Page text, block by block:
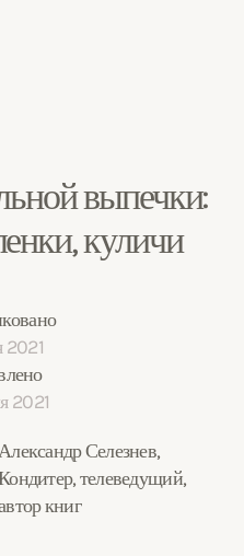
выпечки:
куличи
2021
2021
Селезнев,
телеведущий,
книг